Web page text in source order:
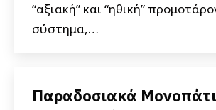
“αξιακή” και “ηθική”
σύστημα,…
Παραδοσιακά